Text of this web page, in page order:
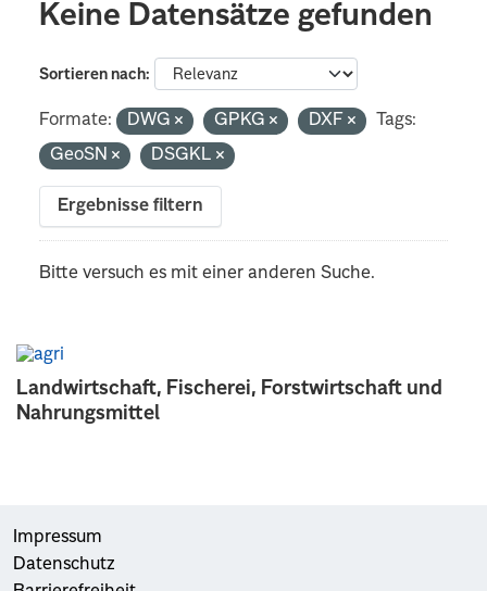
Landwirtschaft, Fischerei, Forstwirtschaft und
Nahrungsmittel
Keine Datensätze gefunden
Sortieren nach
Formate: DWG GPKG DXF
Tags:
GeoSN
DSGKL
Ergebnisse filtern
Bitte versuch es mit einer anderen Suche.
Impressum
Datenschutz